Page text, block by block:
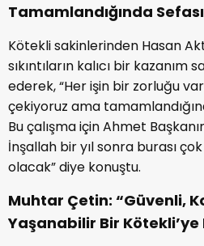
Tamamlandığında
Kötekli sakinlerinden Hasan
sıkıntıların kalıcı bir kazanım
ederek, “Her işin bir zorluğu
çekiyoruz ama
Bu çalışma için Ahmet
İnşallah bir yıl sonra burası
olacak” diye konuştu.
Muhtar Çetin: “Güvenli,
Yaşanabilir Bir Kötekli’ye